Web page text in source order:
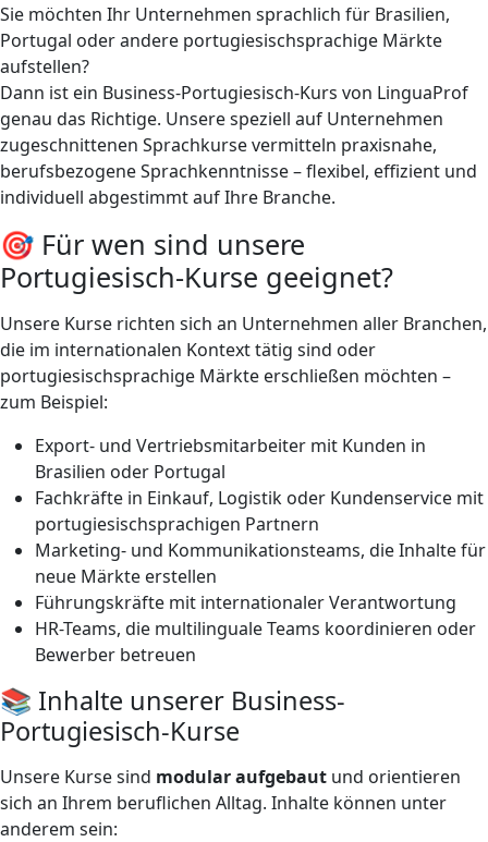
Sie möchten Ihr Unternehmen sprachlich für Brasilien,
Portugal oder andere portugiesischsprachige Märkte
aufstellen?
Dann ist ein Business-Portugiesisch-Kurs von LinguaProf
genau das Richtige. Unsere speziell auf Unternehmen
zugeschnittenen Sprachkurse vermitteln praxisnahe,
berufsbezogene Sprachkenntnisse – flexibel, effizient und
individuell abgestimmt auf Ihre Branche.
🎯 Für wen sind unsere
Portugiesisch-Kurse geeignet?
Unsere Kurse richten sich an Unternehmen aller Branchen,
die im internationalen Kontext tätig sind oder
portugiesischsprachige Märkte erschließen möchten –
zum Beispiel:
Export- und Vertriebsmitarbeiter mit Kunden in
Brasilien oder Portugal
Fachkräfte in Einkauf, Logistik oder Kundenservice mit
portugiesischsprachigen Partnern
Marketing- und Kommunikationsteams, die Inhalte für
neue Märkte erstellen
Führungskräfte mit internationaler Verantwortung
HR-Teams, die multilinguale Teams koordinieren oder
Bewerber betreuen
📚 Inhalte unserer Business-
Portugiesisch-Kurse
Unsere Kurse sind modular aufgebaut und orientieren
sich an Ihrem beruflichen Alltag. Inhalte können unter
anderem sein: